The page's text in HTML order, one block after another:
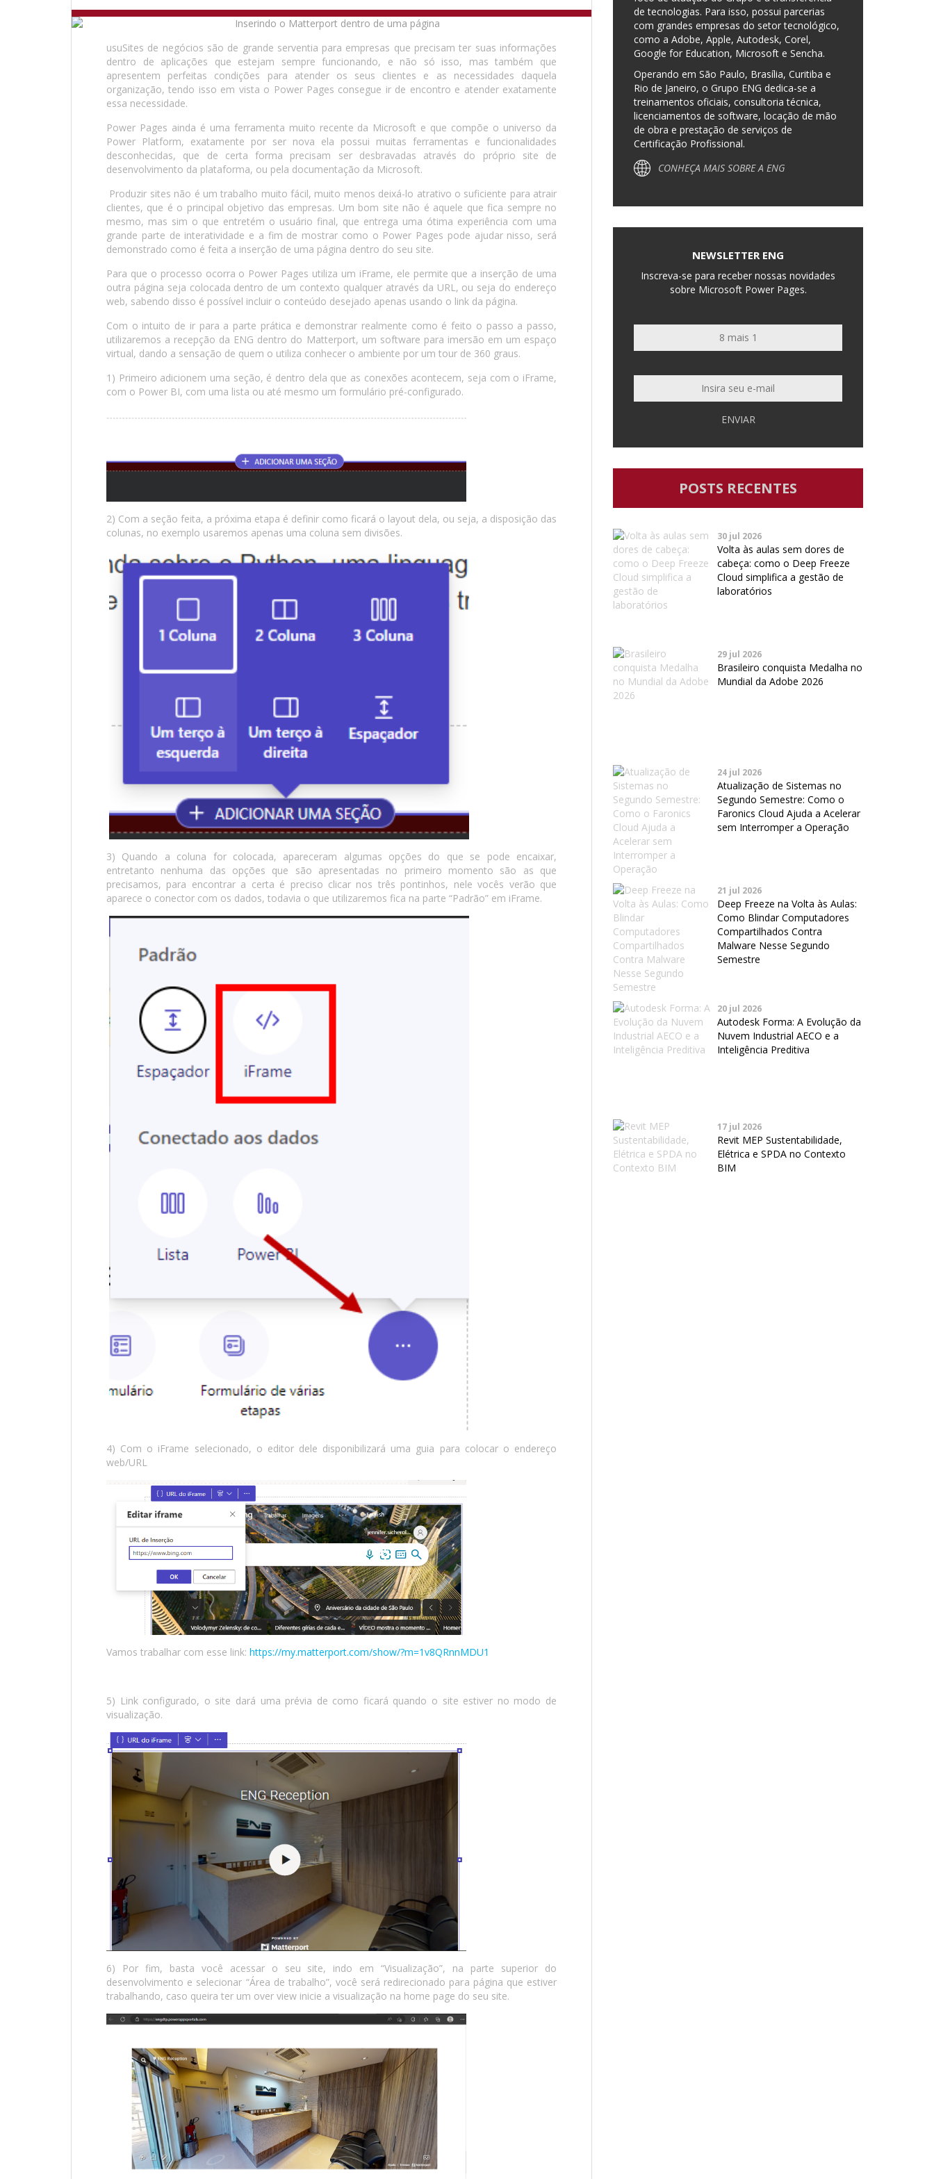
usuSites de negócios são de grande serventia para empresas que precisam ter suas informações
dentro de aplicações que estejam sempre funcionando, e não só isso, mas também que
apresentem perfeitas condições para atender os seus clientes e as necessidades daquela
organização, tendo isso em vista o Power Pages consegue ir de encontro e atender exatamente
essa necessidade.
Power Pages ainda é uma ferramenta muito recente da Microsoft e que compõe o universo da
Power Platform, exatamente por ser nova ela possui muitas ferramentas e funcionalidades
desconhecidas, que de certa forma precisam ser desbravadas através do próprio site de
desenvolvimento da plataforma, ou pela documentação da Microsoft.
Produzir sites não é um trabalho muito fácil, muito menos deixá-lo atrativo o suficiente para atrair
clientes, que é o principal objetivo das empresas. Um bom site não é aquele que fica sempre no
mesmo, mas sim o que entretém o usuário final, que entrega uma ótima experiência com uma
grande parte de interatividade e a fim de mostrar como o Power Pages pode ajudar nisso, será
demonstrado como é feita a inserção de uma página dentro do seu site.
Para que o processo ocorra o Power Pages utiliza um iFrame, ele permite que a inserção de uma
outra página seja colocada dentro de um contexto qualquer através da URL, ou seja do endereço
web, sabendo disso é possível incluir o conteúdo desejado apenas usando o link da página.
Com o intuito de ir para a parte prática e demonstrar realmente como é feito o passo a passo,
utilizaremos a recepção da ENG dentro do Matterport, um software para imersão em um espaço
virtual, dando a sensação de quem o utiliza conhecer o ambiente por um tour de 360 graus.
1) Primeiro adicionem uma seção, é dentro dela que as conexões acontecem, seja com o iFrame,
com o Power BI, com uma lista ou até mesmo um formulário pré-configurado.
2) Com a seção feita, a próxima etapa é definir como ficará o layout dela, ou seja, a disposição das
colunas, no exemplo usaremos apenas uma coluna sem divisões.
3) Quando a coluna for colocada, apareceram algumas opções do que se pode encaixar,
entretanto nenhuma das opções que são apresentadas no primeiro momento são as que
precisamos, para encontrar a certa é preciso clicar nos três pontinhos, nele vocês verão que
aparece o conector com os dados, todavia o que utilizaremos fica na parte “Padrão” em iFrame.
4) Com o iFrame selecionado, o editor dele disponibilizará uma guia para colocar o endereço
web/URL
Vamos trabalhar com esse link: https://my.matterport.com/show/?m=1v8QRnnMDU1
5) Link configurado, o site dará uma prévia de como ficará quando o site estiver no modo de
visualização.
6) Por fim, basta você acessar o seu site, indo em “Visualização”, na parte superior do
desenvolvimento e selecionar “Área de trabalho”, você será redirecionado para página que estiver
trabalhando, caso queira ter um over view inicie a visualização na home page do seu site.
de tecnologias. Para isso, possui parcerias
com grandes empresas do setor tecnológico,
como a Adobe, Apple, Autodesk, Corel,
Google for Education, Microsoft e Sencha.
Operando em São Paulo, Brasília, Curitiba e
Rio de Janeiro, o Grupo ENG dedica-se a
treinamentos oficiais, consultoria técnica,
licenciamentos de software, locação de mão
de obra e prestação de serviços de
Certificação Profissional.
CONHEÇA MAIS SOBRE A ENG
NEWSLETTER ENG
Inscreva-se para receber nossas novidades
sobre Microsoft Power Pages.
ENVIAR
POSTS RECENTES
30 jul 2026
Volta às aulas sem dores de
cabeça: como o Deep Freeze
Cloud simplifica a gestão de
laboratórios
29 jul 2026
Brasileiro conquista Medalha no
Mundial da Adobe 2026
24 jul 2026
Atualização de Sistemas no
Segundo Semestre: Como o
Faronics Cloud Ajuda a Acelerar
sem Interromper a Operação
21 jul 2026
Deep Freeze na Volta às Aulas:
Como Blindar Computadores
Compartilhados Contra
Malware Nesse Segundo
Semestre
20 jul 2026
Autodesk Forma: A Evolução da
Nuvem Industrial AECO e a
Inteligência Preditiva
17 jul 2026
Revit MEP Sustentabilidade,
Elétrica e SPDA no Contexto
BIM